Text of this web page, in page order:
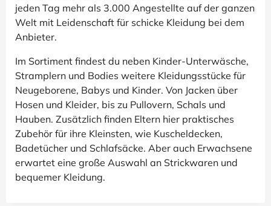
jeden Tag mehr als 3.000 Angestellte auf der ganzen
Welt mit Leidenschaft für schicke Kleidung bei dem
Anbieter.
Im Sortiment findest du neben Kinder-Unterwäsche,
Stramplern und Bodies weitere Kleidungsstücke für
Neugeborene, Babys und Kinder. Von Jacken über
Hosen und Kleider, bis zu Pullovern, Schals und
Hauben. Zusätzlich finden Eltern hier praktisches
Zubehör für ihre Kleinsten, wie Kuscheldecken,
Badetücher und Schlafsäcke. Aber auch Erwachsene
erwartet eine große Auswahl an Strickwaren und
bequemer Kleidung.